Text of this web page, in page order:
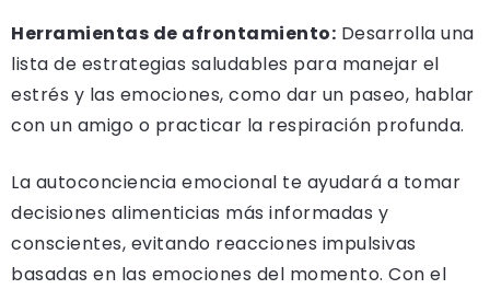
Herramientas de afrontamiento: Desarrolla una
lista de estrategias saludables para manejar el
estrés y las emociones, como dar un paseo, hablar
con un amigo o practicar la respiración profunda.
La autoconciencia emocional te ayudará a tomar
decisiones alimenticias más informadas y
conscientes, evitando reacciones impulsivas
basadas en las emociones del momento. Con el